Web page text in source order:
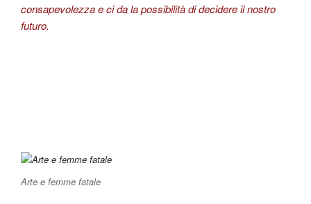
consapevolezza e ci da la possibilità di decidere il nostro
futuro.
Arte e femme fatale